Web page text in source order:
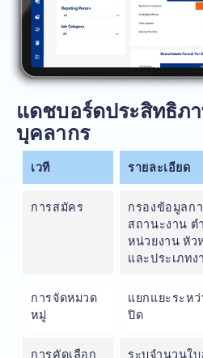
แดชบอร์ดประสิทธิภ
บุคลากร
เวที รายละเอียด
การสมัคร
กรองข้อมูลก
สถานะงาน ต
หน่วยงาน หั
และประเภทง
การจัดหมวด
หมู่
แยกแยะระห
ปิด
การคัดเลือก ระบุจำนวนใ